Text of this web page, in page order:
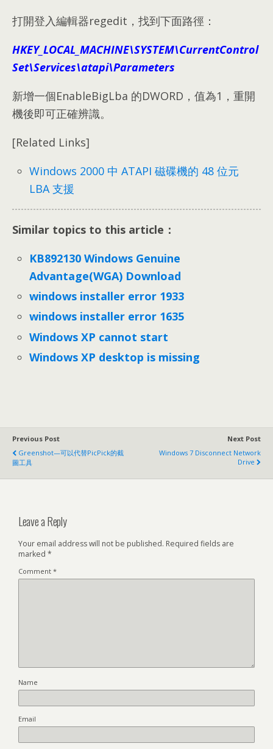
打開登入編輯器regedit，找到下面路徑：
HKEY_LOCAL_MACHINE\SYSTEM\CurrentControl
Set\Services\atapi\Parameters
新增一個EnableBigLba 的DWORD，值為1，重開
機後即可正確辨識。
[Related Links]
Windows 2000 中 ATAPI 磁碟機的 48 位元
LBA 支援
Similar topics to this article：
KB892130 Windows Genuine
Advantage(WGA) Download
windows installer error 1933
windows installer error 1635
Windows XP cannot start
Windows XP desktop is missing
Previous Post
Greenshot—可以代替PicPick的截
圖工具
Next Post
Windows 7 Disconnect Network
Drive
Leave a Reply
Your email address will not be published. Required fields are
marked *
Comment *
Name
Email